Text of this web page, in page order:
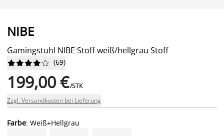
NIBE
Gamingstuhl NIBE Stoff weiß/hellgrau Stoff





 (69)
199,00 €/STK
Zzgl. Versandkosten bei Lieferung
Farbe: Weiß+Hellgrau